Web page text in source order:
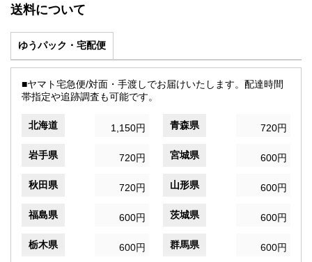
送料について
ゆうパック・宅配便
■ヤマト宅急便/対面・手渡しでお届けいたします。配達時間
帯指定や追跡調査も可能です。
北海道 1,150円 青森県 720円
岩手県 720円 宮城県 600円
秋田県 720円 山形県 600円
福島県 600円 茨城県 600円
栃木県 600円 群馬県 600円